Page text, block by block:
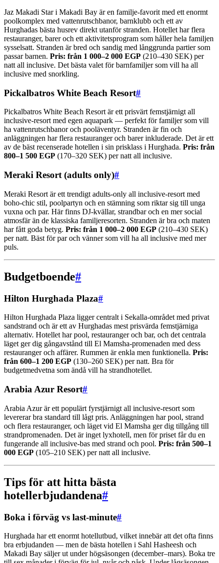
Jaz Makadi Star i Makadi Bay är en familje-favorit med ett enormt
poolkomplex med vattenrutschbanor, barnklubb och ett av
Hurghadas bästa husrev direkt utanför stranden. Hotellet har flera
restauranger, barer och ett aktivitetsprogram som håller hela familjen
sysselsatt. Stranden är bred och sandig med långgrunda partier som
passar barnen. Pris: från 1 000–2 000 EGP (210–430 SEK) per
natt all inclusive. Det bästa valet för barnfamiljer som vill ha all
inclusive med snorkling.
Pickalbatros White Beach Resort#
Pickalbatros White Beach Resort är ett prisvärt femstjärnigt all
inclusive-resort med egen aquapark — perfekt för familjer som vill
ha vattenrutschbanor och pooläventyr. Stranden är fin och
anläggningen har flera restauranger och barer inkluderade. Det är ett
av de bäst recenserade hotellen i sin prisklass i Hurghada. Pris: från
800–1 500 EGP (170–320 SEK) per natt all inclusive.
Meraki Resort (adults only)#
Meraki Resort är ett trendigt adults-only all inclusive-resort med
boho-chic stil, poolpartyn och en stämning som riktar sig till unga
vuxna och par. Här finns DJ-kvällar, strandbar och en mer social
atmosfär än de klassiska familjeresorten. Stranden är bra och maten
har fått goda betyg. Pris: från 1 000–2 000 EGP (210–430 SEK)
per natt. Bäst för par och vänner som vill ha all inclusive med mer
puls.
Budgetboende#
Hilton Hurghada Plaza#
Hilton Hurghada Plaza ligger centralt i Sekalla-området med privat
sandstrand och är ett av Hurghadas mest prisvärda femstjärniga
alternativ. Hotellet har pool, restauranger och bar, och det centrala
läget ger dig gångavstånd till El Mamsha-promenaden med dess
restauranger och affärer. Rummen är enkla men funktionella. Pris:
från 600–1 200 EGP (130–260 SEK) per natt. Bra för
budgetmedvetna som ändå vill ha strandhotellet.
Arabia Azur Resort#
Arabia Azur är ett populärt fyrstjärnigt all inclusive-resort som
levererar bra standard till lågt pris. Anläggningen har pool, strand
och flera restauranger, och läget vid El Mamsha ger dig tillgång till
strandpromenaden. Det är inget lyxhotell, men för priset får du en
fungerande all inclusive-bas med strand och pool. Pris: från 500–1
000 EGP (105–210 SEK) per natt all inclusive.
Tips för att hitta bästa
hotellerbjudandena#
Boka i förväg vs last-minute#
Hurghada har ett enormt hotellutbud, vilket innebär att det ofta finns
bra erbjudanden — men de bästa hotellen i Sahl Hasheesh och
Makadi Bay säljer ut under högsäsongen (december–mars). Boka tre